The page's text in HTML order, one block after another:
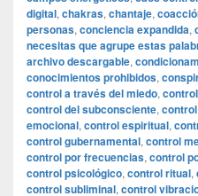
digital, chakras, chantaje,
personas, conciencia expandida,
necesitas que agrupe estas
archivo descargable,
conocimientos prohibidos,
control a través del miedo,
control del subconsciente,
emocional, control espiritual,
control gubernamental, control
control por frecuencias, control
control psicológico, control ritual,
control subliminal, control